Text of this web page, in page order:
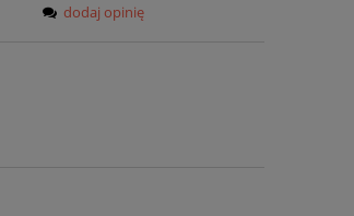
dodaj opinię